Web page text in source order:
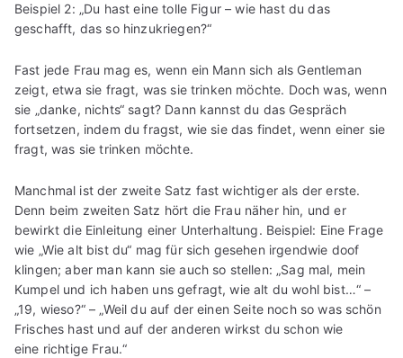
Beispiel 2: „Du hast eine tolle Figur – wie hast du das
geschafft, das so hinzukriegen?“
Fast jede Frau mag es, wenn ein Mann sich als Gentleman
zeigt, etwa sie fragt, was sie trinken möchte. Doch was, wenn
sie „danke, nichts“ sagt? Dann kannst du das Gespräch
fortsetzen, indem du fragst, wie sie das findet, wenn einer sie
fragt, was sie trinken möchte.
Manchmal ist der zweite Satz fast wichtiger als der erste.
Denn beim zweiten Satz hört die Frau näher hin, und er
bewirkt die Einleitung einer Unterhaltung. Beispiel: Eine Frage
wie „Wie alt bist du“ mag für sich gesehen irgendwie doof
klingen; aber man kann sie auch so stellen: „Sag mal, mein
Kumpel und ich haben uns gefragt, wie alt du wohl bist…“ –
„19, wieso?“ – „Weil du auf der einen Seite noch so was schön
Frisches hast und auf der anderen wirkst du schon wie
eine richtige Frau.“